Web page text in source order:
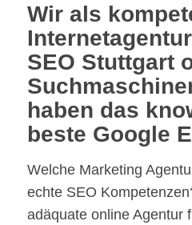
Wir als
SEO Stuttgart
haben das
beste Google
Welche Marketing
echte SEO
adäquate online Agentur